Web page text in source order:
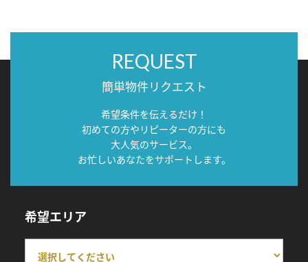
REQUEST
簡単物件リクエスト
希望条件を伝えるだけ！
初めての方やリピーターの方にも
大人気のサービス。
お忙しいあなたをサポートします。
希望エリア